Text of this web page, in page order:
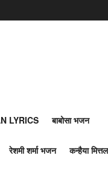
LYRICS बाबोसा भजन
रेशमी शर्मा भजन कन्हैया